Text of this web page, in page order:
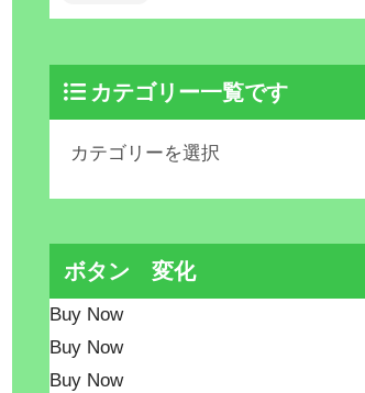
カテゴリー一覧です
ボタン 変化
Buy Now
Buy Now
Buy Now